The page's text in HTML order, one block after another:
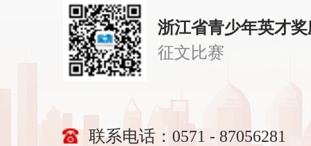
浙江省青少年英才
征文比赛
联系电话：0571 - 87056281